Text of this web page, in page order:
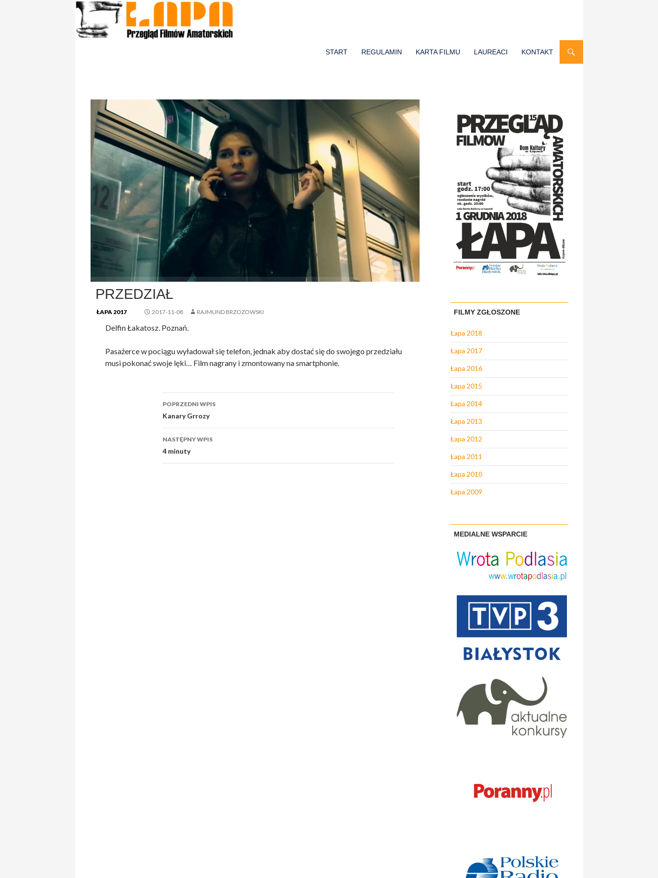
START
REGULAMIN KARTA FILMU LAUREACI KONTAKT
PRZEDZIAŁ
ŁAPA 2017 2017-11-08 RAJMUND BRZOZOWSKI
Delfin Łakatosz. Poznań.
Pasażerce w pociągu wyładował się telefon, jednak aby dostać się do swojego przedziału
musi pokonać swoje lęki… Film nagrany i zmontowany na smartphonie.
Nawigacja
wpisu
POPRZEDNI WPIS
Kanary Grrozy
NASTĘPNY WPIS
4 minuty
FILMY ZGŁOSZONE
Łapa 2018
Łapa 2017
Łapa 2016
Łapa 2015
Łapa 2014
Łapa 2013
Łapa 2012
Łapa 2011
Łapa 2010
Łapa 2009
MEDIALNE WSPARCIE